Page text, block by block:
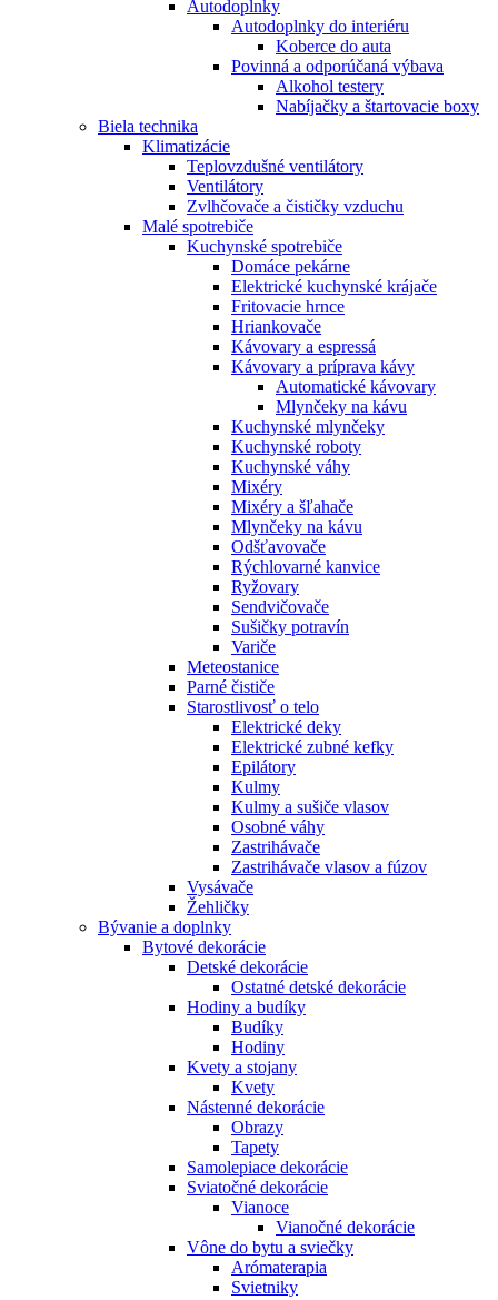
Autodoplnky
Autodoplnky do interiéru
Koberce do auta
Povinná a odporúčaná výbava
Alkohol testery
Nabíjačky a štartovacie boxy
Biela technika
Klimatizácie
Teplovzdušné ventilátory
Ventilátory
Zvlhčovače a čističky vzduchu
Malé spotrebiče
Kuchynské spotrebiče
Domáce pekárne
Elektrické kuchynské krájače
Fritovacie hrnce
Hriankovače
Kávovary a espressá
Kávovary a príprava kávy
Automatické kávovary
Mlynčeky na kávu
Kuchynské mlynčeky
Kuchynské roboty
Kuchynské váhy
Mixéry
Mixéry a šľahače
Mlynčeky na kávu
Odšťavovače
Rýchlovarné kanvice
Ryžovary
Sendvičovače
Sušičky potravín
Variče
Meteostanice
Parné čističe
Starostlivosť o telo
Elektrické deky
Elektrické zubné kefky
Epilátory
Kulmy
Kulmy a sušiče vlasov
Osobné váhy
Zastrihávače
Zastrihávače vlasov a fúzov
Vysávače
Žehličky
Bývanie a doplnky
Bytové dekorácie
Detské dekorácie
Ostatné detské dekorácie
Hodiny a budíky
Budíky
Hodiny
Kvety a stojany
Kvety
Nástenné dekorácie
Obrazy
Tapety
Samolepiace dekorácie
Sviatočné dekorácie
Vianoce
Vianočné dekorácie
Vône do bytu a sviečky
Arómaterapia
Svietniky